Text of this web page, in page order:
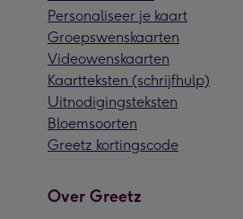
Personaliseer je kaart
Groepswenskaarten
Videowenskaarten
Kaartteksten (schrijfhulp)
Uitnodigingsteksten
Bloemsoorten
Greetz kortingscode
Over Greetz